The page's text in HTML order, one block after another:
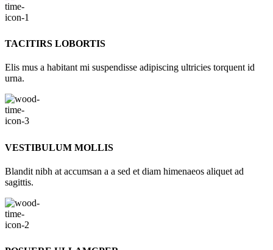
TACITIRS LOBORTIS
Elis mus a habitant mi suspendisse adipiscing ultricies torquent id
urna.
VESTIBULUM MOLLIS
Blandit nibh at accumsan a a sed et diam himenaeos aliquet ad
sagittis.